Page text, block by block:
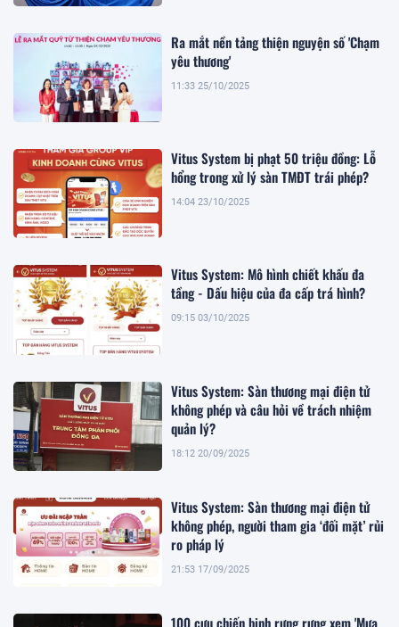
Ra mắt nền tảng thiện nguyện số 'Chạm
yêu thương'
11:33 25/10/2025
Vitus System bị phạt 50 triệu đồng: Lỗ
hổng trong xử lý sàn TMĐT trái phép?
14:04 23/10/2025
Vitus System: Mô hình chiết khấu đa
tầng - Dấu hiệu của đa cấp trá hình?
09:15 03/10/2025
Vitus System: Sàn thương mại điện tử
không phép và câu hỏi về trách nhiệm
quản lý?
18:12 20/09/2025
Vitus System: Sàn thương mại điện tử
không phép, người tham gia ‘đối mặt’ rủi
ro pháp lý
21:53 17/09/2025
100 cựu chiến binh rưng rưng xem 'Mưa